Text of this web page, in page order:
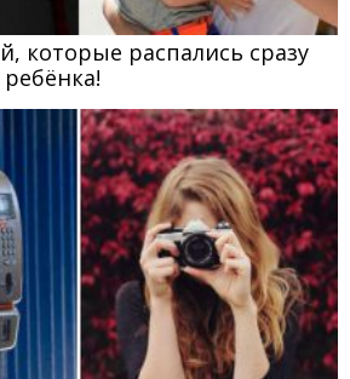
которые распались сразу